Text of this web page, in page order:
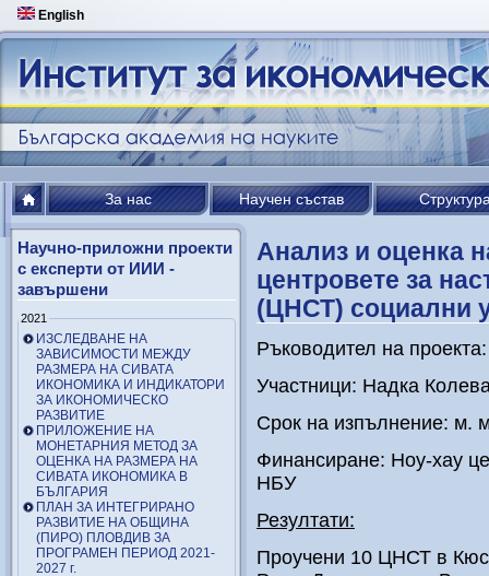
English
За нас Научен състав
Научно-приложни проекти
с експерти от ИИИ -
завършени
2021
ИЗСЛЕДВАНЕ НА
ЗАВИСИМОСТИ МЕЖДУ
РАЗМЕРА НА СИВАТА
ИКОНОМИКА И ИНДИКАТОРИ
ЗА ИКОНОМИЧЕСКО
РАЗВИТИЕ
ПРИЛОЖЕНИЕ НА
МОНЕТАРНИЯ МЕТОД ЗА
ОЦЕНКА НА РАЗМЕРА НА
СИВАТА ИКОНОМИКА В
БЪЛГАРИЯ
ПЛАН ЗА ИНТЕГРИРАНО
РАЗВИТИЕ НА ОБЩИНА
(ПИРО) ПЛОВДИВ ЗА
ПРОГРАМЕН ПЕРИОД 2021-
2027 г.
Анализ и оценка
центровете за
(ЦНСТ) социални
Ръководител на
Участници: Надка
Срок на изпълнение: м.
Финансиране: Ноу-хау
НБУ
Резултати:
Проучени 10 ЦНСТ в